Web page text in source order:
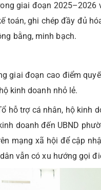
giai đoạn
toán, ghi chép đầy đủ
bằng, minh bạch.
giai đoạn cao điểm
kinh doanh nhỏ lẻ.
hỗ trợ cá nhân, hộ kinh
doanh đến UBND
mạng xã hội để cập
vẫn có xu hướng gọi